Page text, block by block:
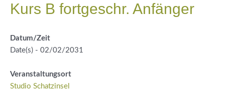
Kurs B fortgeschr. Anfänger
Datum/Zeit
Date(s) - 02/02/2031
Veranstaltungsort
Studio Schatzinsel